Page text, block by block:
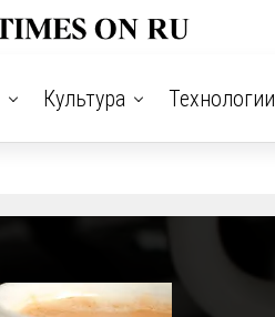
Культура Технологии